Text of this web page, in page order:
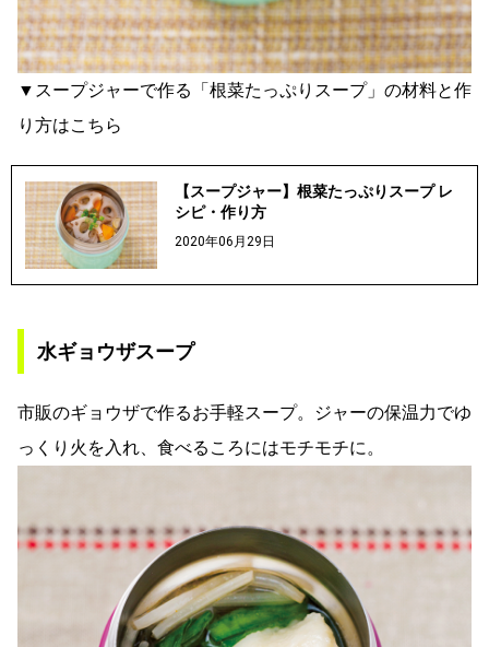
▼スープジャーで作る「根菜たっぷりスープ」の材料と作
り方はこちら
【スープジャー】根菜たっぷりスープ レ
シピ・作り方
2020年06月29日
水ギョウザスープ
市販のギョウザで作るお手軽スープ。ジャーの保温力でゆ
っくり火を入れ、食べるころにはモチモチに。